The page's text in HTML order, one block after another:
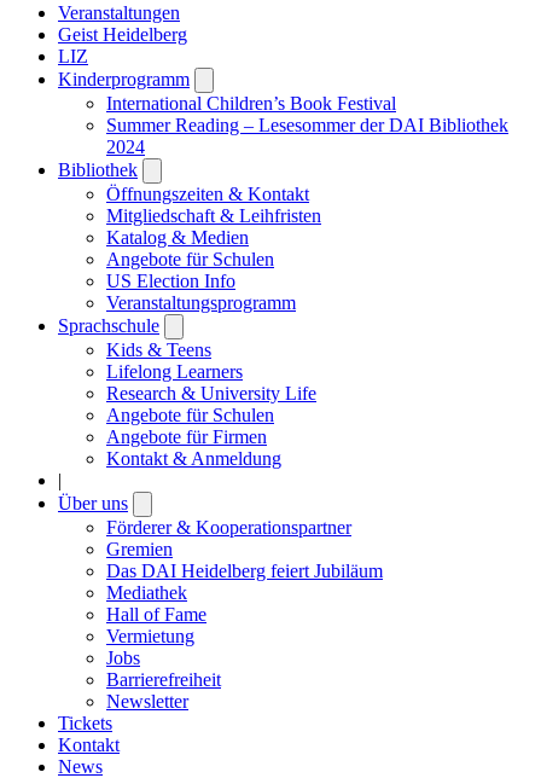
Veranstaltungen
Geist Heidelberg
LIZ
Kinderprogramm
submenu
International Children’s Book Festival
Summer Reading – Lesesommer der DAI Bibliothek
2024
Bibliothek
submenu
Öffnungszeiten & Kontakt
Mitgliedschaft & Leihfristen
Katalog & Medien
Angebote für Schulen
US Election Info
Veranstaltungsprogramm
Sprachschule
submenu
Kids & Teens
Lifelong Learners
Research & University Life
Angebote für Schulen
Angebote für Firmen
Kontakt & Anmeldung
|
Über uns
submenu
Förderer & Kooperationspartner
Gremien
Das DAI Heidelberg feiert Jubiläum
Mediathek
Hall of Fame
Vermietung
Jobs
Barrierefreiheit
Newsletter
Tickets
Kontakt
News